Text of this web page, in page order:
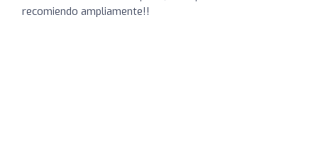
recomiendo ampliamente!!